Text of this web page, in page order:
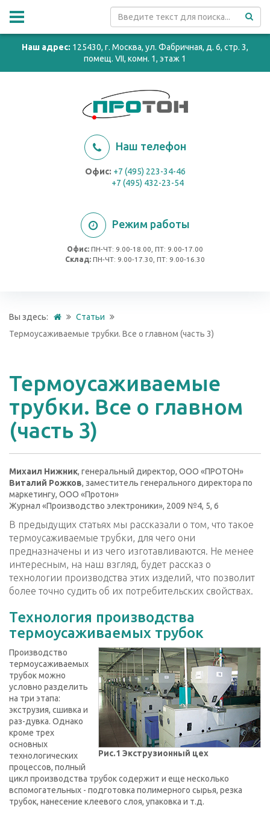
Наш адрес: 125430, г. Москва, ул. Фабричная, д. 6, стр. 3,
помещ. VII, комн. 1, этаж 1
Наш телефон
Офис: +7 (495) 223-34-46
+7 (495) 432-23-54
Режим работы
Офис: ПН-ЧТ: 9.00-18.00, ПТ: 9.00-17.00
Cклад: ПН-ЧТ: 9.00-17.30, ПТ: 9.00-16.30
Вы здесь:
Статьи
Термоусаживаемые трубки. Все о главном (часть 3)
Термоусаживаемые
трубки. Все о главном
(часть 3)
Михаил Нижник, генеральный директор, ООО «ПРОТОН»
Виталий Рожков, заместитель генерального директора по
маркетингу, ООО «Протон»
Журнал «Производство электроники», 2009 №4, 5, 6
В предыдущих статьях мы рассказали о том, что такое
термоусаживаемые трубки, для чего они
предназначены и из чего изготавливаются. Не менее
интересным, на наш взгляд, будет рассказ о
технологии производства этих изделий, что позволит
более точно судить об их потребительских свойствах.
Технология производства
термоусаживаемых трубок
Рис.1 Экструзионный цех
Производство
термоусаживаемых
трубок можно
условно разделить
на три этапа:
экструзия, сшивка и
раз-дувка. Однако
кроме трех
основных
технологических
процессов, полный
цикл производства трубок содержит и еще несколько
вспомогательных - подготовка полимерного сырья, резка
трубок, нанесение клеевого слоя, упаковка и т.д.